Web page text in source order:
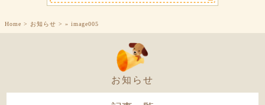
Home > お知らせ > » image005
お知らせ